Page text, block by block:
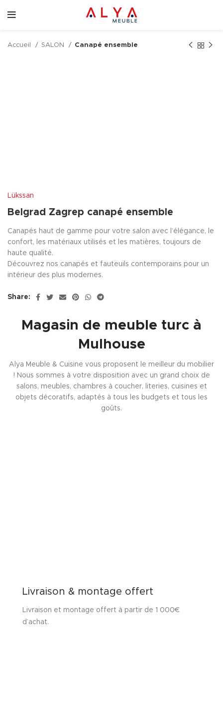
Accueil SALON Canapé ensemble
Lükssan
Belgrad Zagrep canapé ensemble
Canapés haut de gamme pour votre salon avec l’élégance, le
confort, les matériaux utilisés et les matières, toujours de
haute qualité.
Découvrez nos canapés et fauteuils contemporains pour un
intérieur des plus modernes.
Share:
Magasin de meuble turc à
Mulhouse
Alya Meuble & Cuisine vous proposent le meilleur du mobilier
! Nous sommes à votre disposition avec un grand choix de
salons, meubles, chambres à coucher, literies, cuisines et
objets décoratifs, adaptés à tous les budgets et tous les
goûts.
Livraison & montage offert
Livraison et montage offert à partir de 1 000€
d’achat.